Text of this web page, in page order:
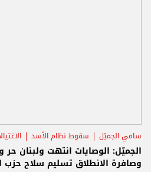
سامي الجميّل سقوط نظام الأسد
الجميّل: الوصايات انتهت ولبنان
وصافرة الانطلاق تسليم سلاح حزب